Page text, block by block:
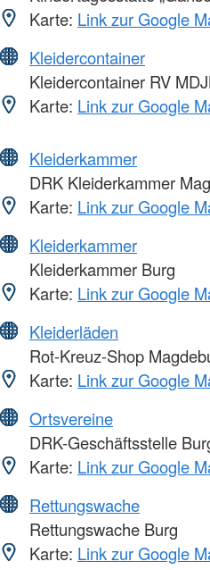
Karte: Link zur Google
Kleidercontainer
Kleidercontainer RV
Karte: Link zur Google
Kleiderkammer
DRK Kleiderkammer
Karte: Link zur Google
Kleiderkammer
Kleiderkammer Burg
Karte: Link zur Google
Kleiderläden
Rot-Kreuz-Shop
Karte: Link zur Google
Ortsvereine
DRK-Geschäftsstelle
Karte: Link zur Google
Rettungswache
Rettungswache Burg
Karte: Link zur Google